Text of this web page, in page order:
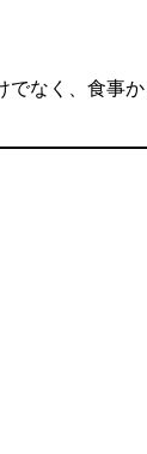
でなく、食事